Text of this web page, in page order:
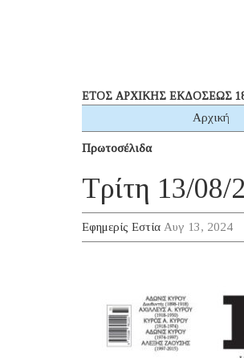
ΕΤΟΣ ΑΡΧΙΚΗΣ ΕΚΔΟΣΕΩΣ
Αρχική
Πρωτοσέλιδα
Τρίτη 13/08/
Εφημερίς Εστία Αυγ 13, 2024